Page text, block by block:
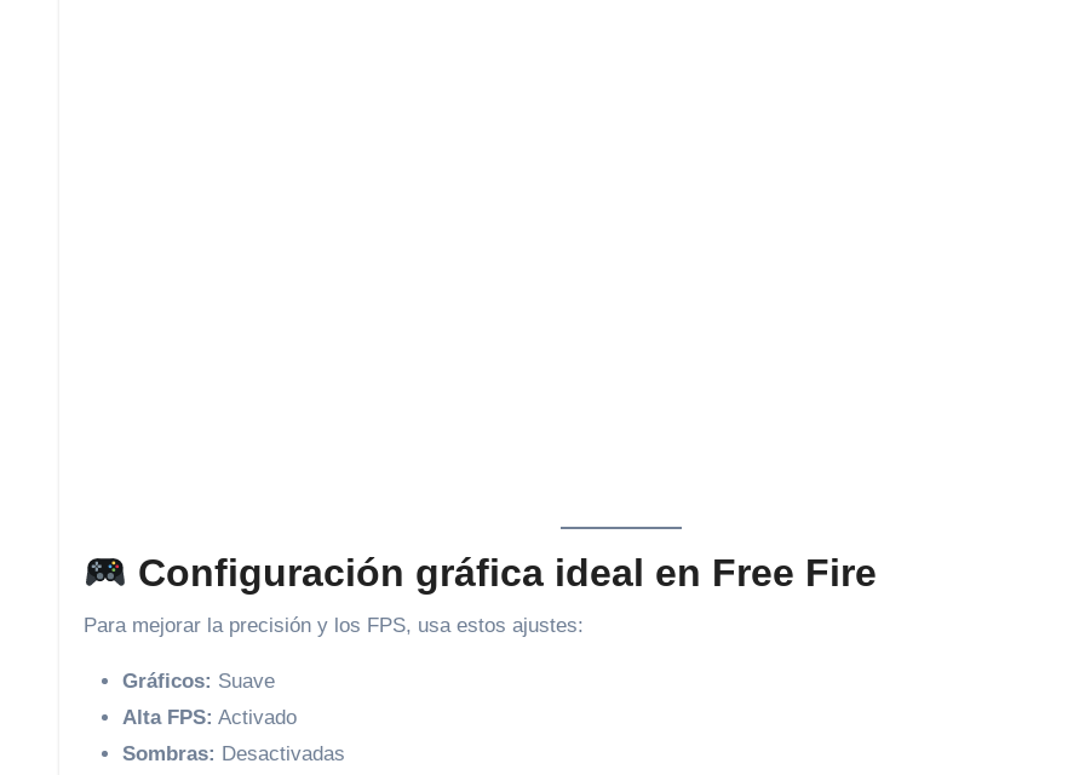
Configuración gráfica ideal en Free Fire
Para mejorar la precisión y los FPS, usa estos ajustes:
Gráficos: Suave
Alta FPS: Activado
Sombras: Desactivadas